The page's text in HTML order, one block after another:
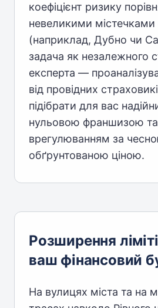
коефіцієнт ризику
невеликими містечками
(наприклад, Дубно чи
задача як незалежного
експерта —
від провідних
підібрати для вас
нульовою франшизою
врегулюванням за
обґрунтованою ціною.
Розширення
ваш фінансовий
На вулицях міста та на